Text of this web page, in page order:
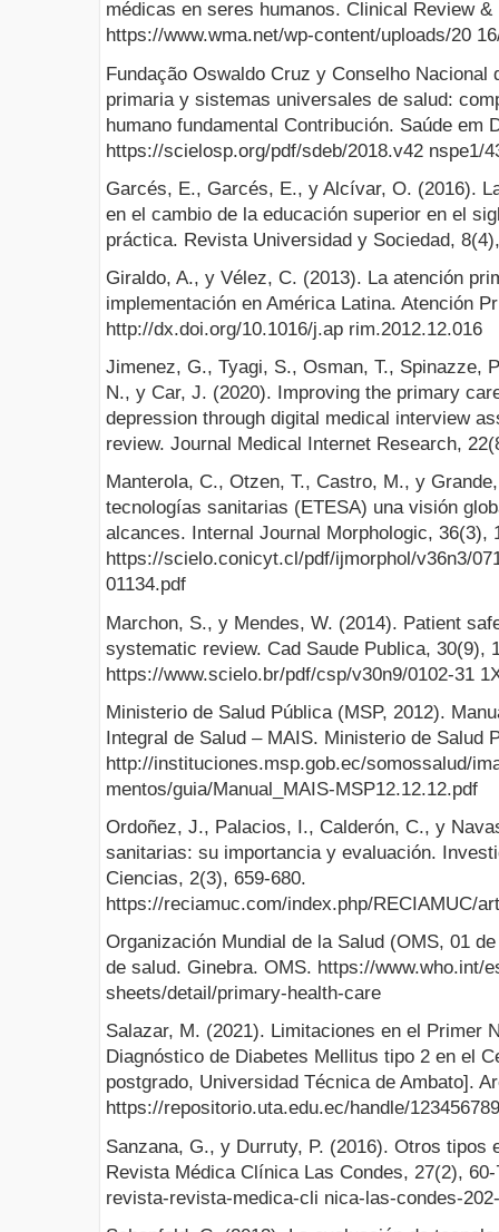
médicas en seres humanos. Clinical Review &
https://www.wma.net/wp-content/uploads/20
Fundação Oswaldo Cruz y Conselho Nacional
primaria y sistemas universales de salud:
humano fundamental Contribución. Saúde em
https://scielosp.org/pdf/sdeb/2018.v42 nspe1/
Garcés, E., Garcés, E., y Alcívar, O. (2016).
en el cambio de la educación superior en el
práctica. Revista Universidad y Sociedad,
Giraldo, A., y Vélez, C. (2013). La atención
implementación en América Latina. Atención
http://dx.doi.org/10.1016/j.ap rim.2012.12.016
Jimenez, G., Tyagi, S., Osman, T., Spinazze,
N., y Car, J. (2020). Improving the primary
depression through digital medical interview
review. Journal Medical Internet Research,
Manterola, C., Otzen, T., Castro, M., y
tecnologías sanitarias (ETESA) una visión
alcances. Internal Journal Morphologic, 36(3),
https://scielo.conicyt.cl/pdf/ijmorphol/v36n3/
01134.pdf
Marchon, S., y Mendes, W. (2014). Patient
systematic review. Cad Saude Publica, 30(9),
https://www.scielo.br/pdf/csp/v30n9/0102-31
Ministerio de Salud Pública (MSP, 2012).
Integral de Salud – MAIS. Ministerio de Salud
http://instituciones.msp.gob.ec/somossalud/
mentos/guia/Manual_MAIS-MSP12.12.12.pdf
Ordoñez, J., Palacios, I., Calderón, C., y
sanitarias: su importancia y evaluación.
Ciencias, 2(3), 659-680.
https://reciamuc.com/index.php/RECIAMUC/
Organización Mundial de la Salud (OMS, 01
de salud. Ginebra. OMS. https://www.who.int/
sheets/detail/primary-health-care
Salazar, M. (2021). Limitaciones en el Primer
Diagnóstico de Diabetes Mellitus tipo 2 en el
postgrado, Universidad Técnica de Ambato].
https://repositorio.uta.edu.ec/handle/
Sanzana, G., y Durruty, P. (2016). Otros
Revista Médica Clínica Las Condes, 27(2),
revista-revista-medica-cli nica-las-condes-